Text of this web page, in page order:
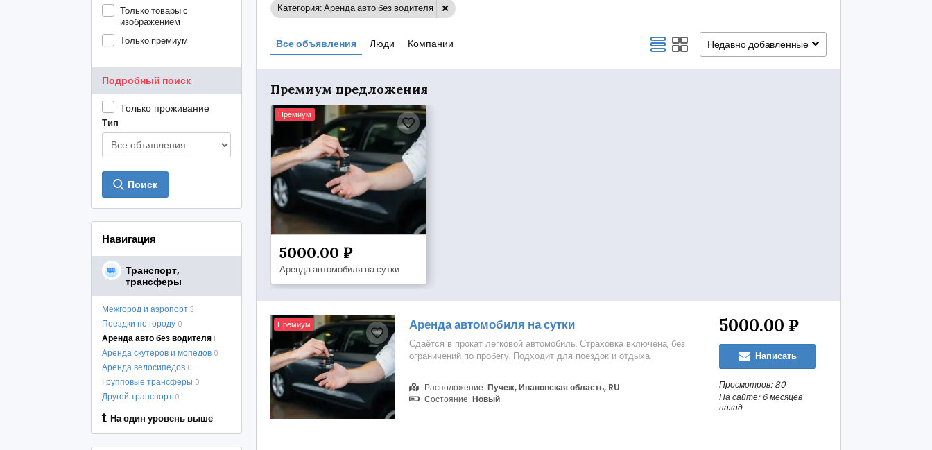
Только товары с
изображением
Только премиум
Подробный поиск
Только проживание
Тип
Поиск
Навигация
Транспорт,
трансферы
Межгород и аэропорт 3
Поездки по городу 0
Аренда авто без водителя 1
Аренда скутеров и мопедов 0
Аренда велосипедов 0
Групповые трансферы 0
Другой транспорт 0
На один уровень выше
Категория: Аренда авто без водителя
Все объявления Люди Компании Недавно добавленные
Премиум предложения
Премиум
5000.00 ₽
Аренда автомобиля на сутки
Премиум Аренда автомобиля на сутки
Сдаётся в прокат легковой автомобиль. Страховка включена, без
ограничений по пробегу. Подходит для поездок и отдыха.
Расположение: Пучеж, Ивановская область, RU
Состояние: Новый
5000.00 ₽
Написать
Просмотров: 80
На сайте: 6 месяцев
назад